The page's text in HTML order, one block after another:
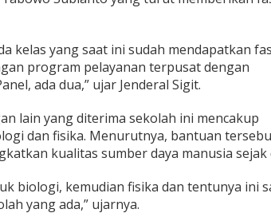
kelas yang saat ini sudah mendapatkan
program pelayanan terpusat dengan
ada dua,” ujar Jenderal Sigit.
lain yang diterima sekolah ini mencakup
dan fisika. Menurutnya, bantuan
kualitas sumber daya manusia sejak
biologi, kemudian fisika dan tentunya ini
yang ada,” ujarnya.